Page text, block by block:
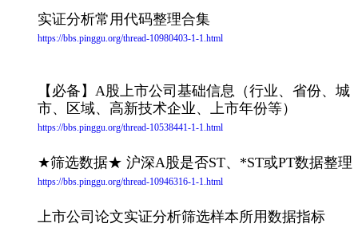
实证分析常用代码整理合集
https://bbs.pinggu.org/thread-10980403-1-1.html
【必备】A股上市公司基础信息（行业、省份、城
市、区域、高新技术企业、上市年份等）
https://bbs.pinggu.org/thread-10538441-1-1.html
★筛选数据★ 沪深A股是否ST、*ST或PT数据整理
https://bbs.pinggu.org/thread-10946316-1-1.html
上市公司论文实证分析筛选样本所用数据指标